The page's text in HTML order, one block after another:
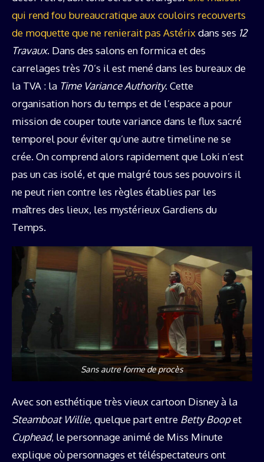
qui rend fou bureaucratique aux couloirs recouverts
de moquette que ne renierait pas Astérixdans ses 12
Travaux. Dans des salons en formica et des
carrelages très 70’s il est mené dans les bureaux de
la TVA : la Time Variance Authority. Cette
organisation hors du temps et de l’espace a pour
mission de couper toute variance dans le flux sacré
temporel pour éviter qu’une autre timeline ne se
crée. On comprend alors rapidement que Loki n’est
pas un cas isolé, et que malgré tous ses pouvoirs il
ne peut rien contre les règles établies par les
maîtres des lieux, les mystérieux Gardiens du
Temps.
Sans autre forme de procès
Avec son esthétique très vieux cartoon Disney à la
Steamboat Willie, quelque part entre Betty Boopet
Cuphead, le personnage animé de Miss Minute
explique où personnages et téléspectateurs ont